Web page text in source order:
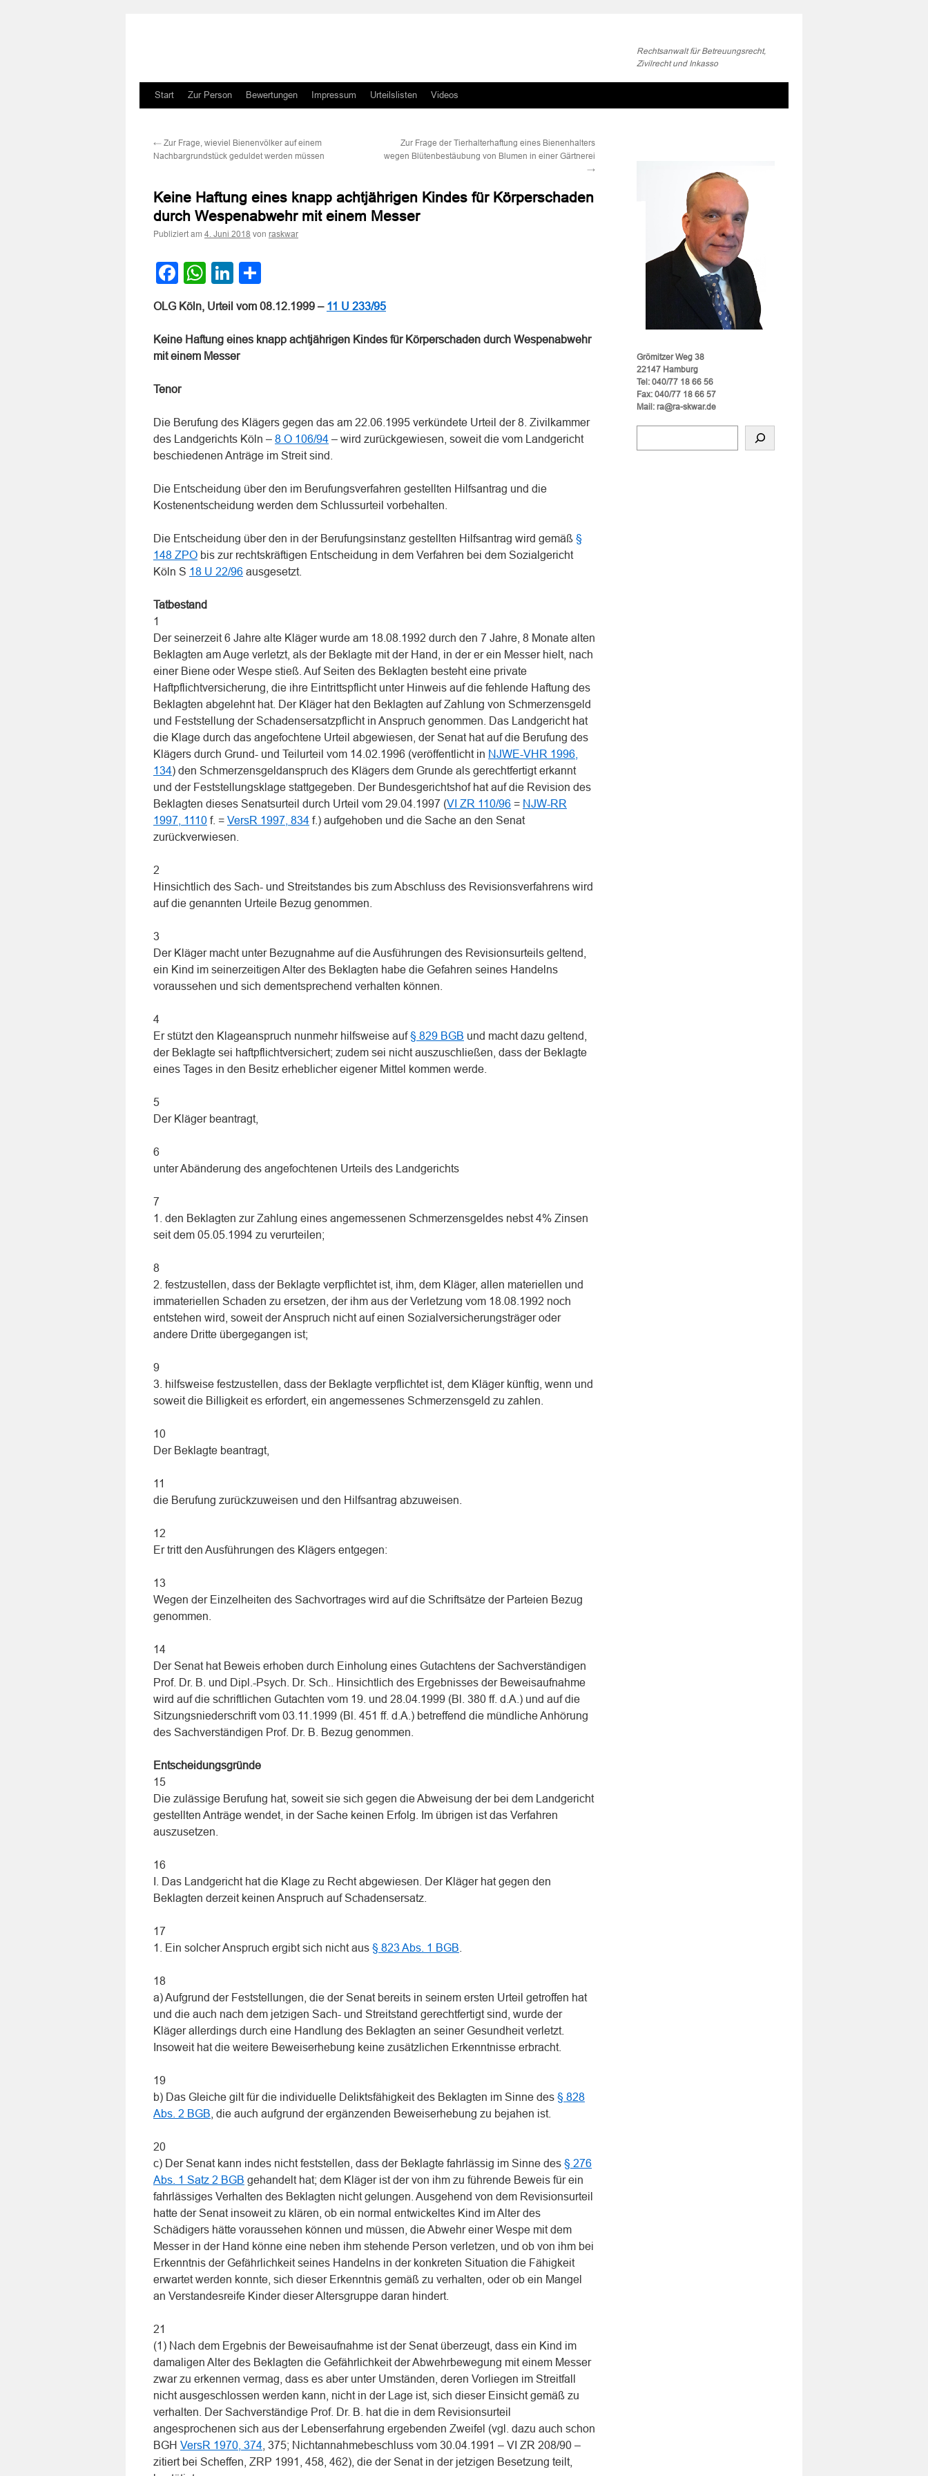
Rechtsanwalt für Betreuungsrecht,
Zivilrecht und Inkasso
Zum
springen
Start Zur Person Bewertungen Impressum Urteilslisten Videos
← Zur Frage, wieviel Bienenvölker auf einem
Nachbargrundstück geduldet werden müssen
Zur Frage der Tierhalterhaftung eines Bienenhalters
wegen Blütenbestäubung von Blumen in einer Gärtnerei
→
Keine Haftung eines knapp achtjährigen Kindes für Körperschaden
durch Wespenabwehr mit einem Messer
Publiziert am 4. Juni 2018 von raskwar
Facebook
WhatsApp
LinkedIn
OLG Köln, Urteil vom 08.12.1999 – 11 U 233/95
Keine Haftung eines knapp achtjährigen Kindes für Körperschaden durch Wespenabwehr
mit einem Messer
Tenor
Die Berufung des Klägers gegen das am 22.06.1995 verkündete Urteil der 8. Zivilkammer
des Landgerichts Köln – 8 O 106/94 – wird zurückgewiesen, soweit die vom Landgericht
beschiedenen Anträge im Streit sind.
Die Entscheidung über den im Berufungsverfahren gestellten Hilfsantrag und die
Kostenentscheidung werden dem Schlussurteil vorbehalten.
Die Entscheidung über den in der Berufungsinstanz gestellten Hilfsantrag wird gemäß §
148 ZPO bis zur rechtskräftigen Entscheidung in dem Verfahren bei dem Sozialgericht
Köln S 18 U 22/96 ausgesetzt.
Tatbestand
1
Der seinerzeit 6 Jahre alte Kläger wurde am 18.08.1992 durch den 7 Jahre, 8 Monate alten
Beklagten am Auge verletzt, als der Beklagte mit der Hand, in der er ein Messer hielt, nach
einer Biene oder Wespe stieß. Auf Seiten des Beklagten besteht eine private
Haftpflichtversicherung, die ihre Eintrittspflicht unter Hinweis auf die fehlende Haftung des
Beklagten abgelehnt hat. Der Kläger hat den Beklagten auf Zahlung von Schmerzensgeld
und Feststellung der Schadensersatzpflicht in Anspruch genommen. Das Landgericht hat
die Klage durch das angefochtene Urteil abgewiesen, der Senat hat auf die Berufung des
Klägers durch Grund- und Teilurteil vom 14.02.1996 (veröffentlicht in NJWE-VHR 1996,
134) den Schmerzensgeldanspruch des Klägers dem Grunde als gerechtfertigt erkannt
und der Feststellungsklage stattgegeben. Der Bundesgerichtshof hat auf die Revision des
Beklagten dieses Senatsurteil durch Urteil vom 29.04.1997 (VI ZR 110/96 = NJW-RR
1997, 1110 f. = VersR 1997, 834 f.) aufgehoben und die Sache an den Senat
zurückverwiesen.
2
Hinsichtlich des Sach- und Streitstandes bis zum Abschluss des Revisionsverfahrens wird
auf die genannten Urteile Bezug genommen.
3
Der Kläger macht unter Bezugnahme auf die Ausführungen des Revisionsurteils geltend,
ein Kind im seinerzeitigen Alter des Beklagten habe die Gefahren seines Handelns
voraussehen und sich dementsprechend verhalten können.
4
Er stützt den Klageanspruch nunmehr hilfsweise auf§ 829 BGB und macht dazu geltend,
der Beklagte sei haftpflichtversichert; zudem sei nicht auszuschließen, dass der Beklagte
eines Tages in den Besitz erheblicher eigener Mittel kommen werde.
5
Der Kläger beantragt,
6
unter Abänderung des angefochtenen Urteils des Landgerichts
7
1. den Beklagten zur Zahlung eines angemessenen Schmerzensgeldes nebst 4% Zinsen
seit dem 05.05.1994 zu verurteilen;
8
2. festzustellen, dass der Beklagte verpflichtet ist, ihm, dem Kläger, allen materiellen und
immateriellen Schaden zu ersetzen, der ihm aus der Verletzung vom 18.08.1992 noch
entstehen wird, soweit der Anspruch nicht auf einen Sozialversicherungsträger oder
andere Dritte übergegangen ist;
9
3. hilfsweise festzustellen, dass der Beklagte verpflichtet ist, dem Kläger künftig, wenn und
soweit die Billigkeit es erfordert, ein angemessenes Schmerzensgeld zu zahlen.
10
Der Beklagte beantragt,
11
die Berufung zurückzuweisen und den Hilfsantrag abzuweisen.
12
Er tritt den Ausführungen des Klägers entgegen:
13
Wegen der Einzelheiten des Sachvortrages wird auf die Schriftsätze der Parteien Bezug
genommen.
14
Der Senat hat Beweis erhoben durch Einholung eines Gutachtens der Sachverständigen
Prof. Dr. B. und Dipl.-Psych. Dr. Sch.. Hinsichtlich des Ergebnisses der Beweisaufnahme
wird auf die schriftlichen Gutachten vom 19. und 28.04.1999 (Bl. 380 ff. d.A.) und auf die
Sitzungsniederschrift vom 03.11.1999 (Bl. 451 ff. d.A.) betreffend die mündliche Anhörung
des Sachverständigen Prof. Dr. B. Bezug genommen.
Entscheidungsgründe
15
Die zulässige Berufung hat, soweit sie sich gegen die Abweisung der bei dem Landgericht
gestellten Anträge wendet, in der Sache keinen Erfolg. Im übrigen ist das Verfahren
auszusetzen.
16
I. Das Landgericht hat die Klage zu Recht abgewiesen. Der Kläger hat gegen den
Beklagten derzeit keinen Anspruch auf Schadensersatz.
17
1. Ein solcher Anspruch ergibt sich nicht aus § 823 Abs. 1 BGB
18
a) Aufgrund der Feststellungen, die der Senat bereits in seinem ersten Urteil getroffen hat
und die auch nach dem jetzigen Sach- und Streitstand gerechtfertigt sind, wurde der
Kläger allerdings durch eine Handlung des Beklagten an seiner Gesundheit verletzt.
Insoweit hat die weitere Beweiserhebung keine zusätzlichen Erkenntnisse erbracht.
19
b) Das Gleiche gilt für die individuelle Deliktsfähigkeit des Beklagten im Sinne des § 828
Abs. 2 BGB , die auch aufgrund der ergänzenden Beweiserhebung zu bejahen ist.
20
c) Der Senat kann indes nicht feststellen, dass der Beklagte fahrlässig im Sinne des § 276
Abs. 1 Satz 2 BGB gehandelt hat; dem Kläger ist der von ihm zu führende Beweis für ein
fahrlässiges Verhalten des Beklagten nicht gelungen. Ausgehend von dem Revisionsurteil
hatte der Senat insoweit zu klären, ob ein normal entwickeltes Kind im Alter des
Schädigers hätte voraussehen können und müssen, die Abwehr einer Wespe mit dem
Messer in der Hand könne eine neben ihm stehende Person verletzen, und ob von ihm bei
Erkenntnis der Gefährlichkeit seines Handelns in der konkreten Situation die Fähigkeit
erwartet werden konnte, sich dieser Erkenntnis gemäß zu verhalten, oder ob ein Mangel
an Verstandesreife Kinder dieser Altersgruppe daran hindert.
21
(1) Nach dem Ergebnis der Beweisaufnahme ist der Senat überzeugt, dass ein Kind im
damaligen Alter des Beklagten die Gefährlichkeit der Abwehrbewegung mit einem Messer
zwar zu erkennen vermag, dass es aber unter Umständen, deren Vorliegen im Streitfall
nicht ausgeschlossen werden kann, nicht in der Lage ist, sich dieser Einsicht gemäß zu
verhalten. Der Sachverständige Prof. Dr. B. hat die in dem Revisionsurteil
angesprochenen sich aus der Lebenserfahrung ergebenden Zweifel (vgl. dazu auch schon
BGH VersR 1970, 374 , 375; Nichtannahmebeschluss vom 30.04.1991 – VI ZR 208/90 –
zitiert bei Scheffen, ZRP 1991, 458, 462), die der Senat in der jetzigen Besetzung teilt,
Grömitzer Weg 38
22147 Hamburg
Tel: 040/77 18 66 56
Fax: 040/77 18 66 57
Mail: ra@ra-skwar.de